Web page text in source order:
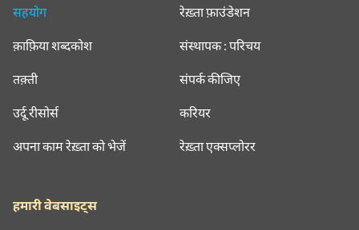
सहयोग
क़ाफ़िया शब्दकोश
तक़्ती
उर्दू रीसोर्स
अपना काम रेख़्ता को भेजें
रेख़्ता फ़ाउंडेशन
संस्थापक : परिचय
संपर्क कीजिए
करियर
रेख़्ता एक्सप्लोरर
हमारी वेबसाइट्स